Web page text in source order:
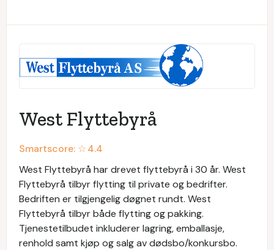
West Flyttebyrå
Smartscore: ☆4.4
West Flyttebyrå har drevet flyttebyrå i 30 år. West
Flyttebyrå tilbyr flytting til private og bedrifter.
Bedriften er tilgjengelig døgnet rundt. West
Flyttebyrå tilbyr både flytting og pakking.
Tjenestetilbudet inkluderer lagring, emballasje,
renhold samt kjøp og salg av dødsbo/konkursbo.